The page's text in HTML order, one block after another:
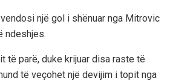
një gol i shënuar nga Mitrovic
ndeshjes.
të parë, duke krijuar disa raste të
të veçohet një devijim i topit nga